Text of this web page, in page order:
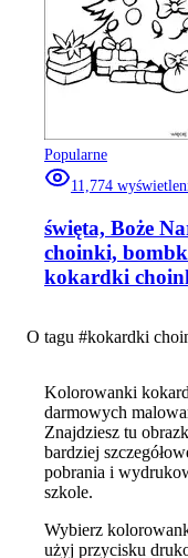
Popularne
11,774
święta, Boże
choinki,
kokardki
O tagu #kokardki
Kolorowanki
darmowych
Znajdziesz tu
bardziej
pobrania i
szkole.
Wybierz
użyj przycisku